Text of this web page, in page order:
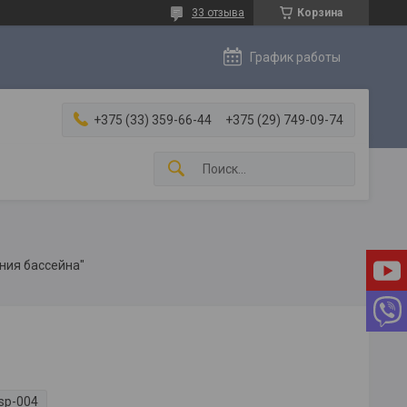
Корзина
33 отзыва
График работы
+375 (33) 359-66-44 +375 (29) 749-09-74
бассейна"
004